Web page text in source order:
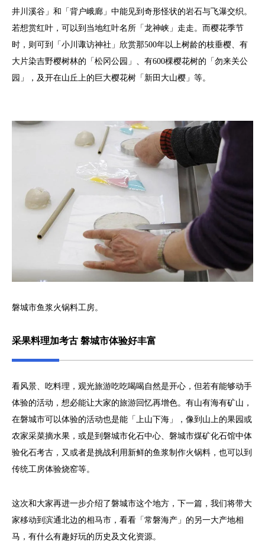
井川溪谷」和「背户峨廊」中能见到奇形怪状的岩石与飞瀑交织。
若想赏红叶，可以到当地红叶名所「龙神峡」走走。而樱花季节
时，则可到「小川诹访神社」欣赏那500年以上树龄的枝垂樱、有
大片染吉野樱树林的「松冈公园」、有600棵樱花树的「勿来关公
园」，及开在山丘上的巨大樱花树「新田大山樱」等。
磐城市鱼浆火锅料工房。
采果料理加考古 磐城市体验好丰富
看风景、吃料理，观光旅游吃吃喝喝自然是开心，但若有能够动手
体验的活动，想必能让大家的旅游回忆再增色。有山有海有矿山，
在磐城市可以体验的活动也是能「上山下海」，像到山上的果园或
农家采菜摘水果，或是到磐城市化石中心、磐城市煤矿化石馆中体
验化石考古，又或者是挑战利用新鲜的鱼浆制作火锅料，也可以到
传统工房体验烧窑等。
这次和大家再进一步介绍了磐城市这个地方，下一篇，我们将带大
家移动到滨通北边的相马市，看看「常磐海产」的另一大产地相
马，有什么有趣好玩的历史及文化资源。